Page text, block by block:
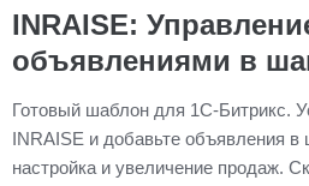
INRAISE:
объявлениями в
Готовый шаблон для 1С-Битрикс.
INRAISE и добавьте объявления в
настройка и увеличение продаж.